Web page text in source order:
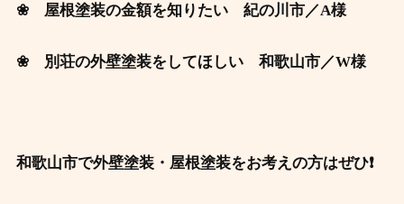
❀ 屋根塗装の金額を知りたい 紀の川市／A様
❀ 別荘の外壁塗装をしてほしい 和歌山市／W様
和歌山市で外壁塗装・屋根塗装をお考えの方はぜひ❗